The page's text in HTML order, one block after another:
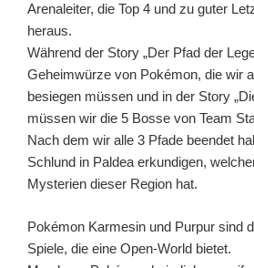
Arenaleiter, die Top 4 und zu guter
heraus.
Während der Story „Der Pfad der
Geheimwürze von Pokémon, die wir
besiegen müssen und in der Story
müssen wir die 5 Bosse von Team
Nach dem wir alle 3 Pfade beendet
Schlund in Paldea erkundigen,
Mysterien dieser Region hat.
Pokémon Karmesin und Purpur sind
Spiele, die eine Open-World bietet.